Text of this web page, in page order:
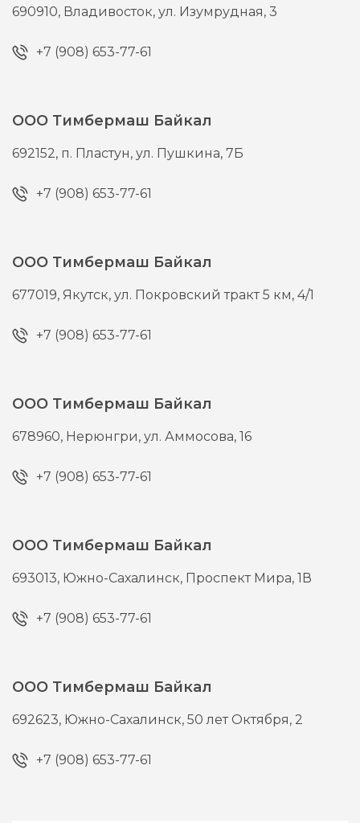
690910, Владивосток,ул. Изумрудная, 3
+7 (908) 653-77-61
ООО Тимбермаш Байкал
692152, п. Пластун,ул. Пушкина, 7Б
+7 (908) 653-77-61
ООО Тимбермаш Байкал
677019, Якутск,ул. Покровский тракт 5 км, 4/1
+7 (908) 653-77-61
ООО Тимбермаш Байкал
678960, Нерюнгри,ул. Аммосова, 16
+7 (908) 653-77-61
ООО Тимбермаш Байкал
693013, Южно-Сахалинск, Проспект Мира, 1В
+7 (908) 653-77-61
ООО Тимбермаш Байкал
692623, Южно-Сахалинск,50 лет Октября, 2
+7 (908) 653-77-61